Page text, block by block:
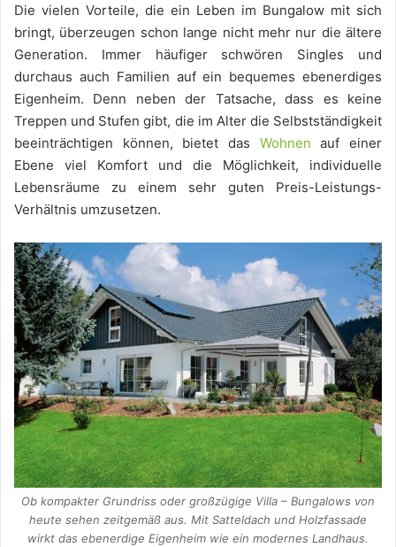
Die vielen Vorteile, die ein Leben im Bungalow mit sich
bringt, überzeugen schon lange nicht mehr nur die ältere
Generation. Immer häufiger schwören Singles und
durchaus auch Familien auf ein bequemes ebenerdiges
Eigenheim. Denn neben der Tatsache, dass es keine
Treppen und Stufen gibt, die im Alter die Selbstständigkeit
beeinträchtigen können, bietet das Wohnen auf einer
Ebene viel Komfort und die Möglichkeit, individuelle
Lebensräume zu einem sehr guten Preis-Leistungs-
Verhältnis umzusetzen.
Ob kompakter Grundriss oder großzügige Villa – Bungalows von
heute sehen zeitgemäß aus. Mit Satteldach und Holzfassade
wirkt das ebenerdige Eigenheim wie ein modernes Landhaus.